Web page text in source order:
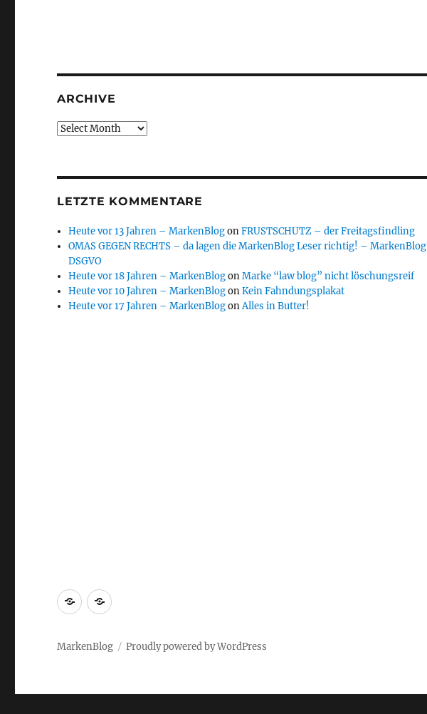
ARCHIVE
Archive
LETZTE KOMMENTARE
Heute vor 13 Jahren – MarkenBlogonFRUSTSCHUTZ – der Freitagsfindling
OMAS GEGEN RECHTS – da lagen die MarkenBlog Leser richtig! – MarkenBlog
DSGVO
Heute vor 18 Jahren – MarkenBlogonMarke “law blog” nicht löschungsreif
Heute vor 10 Jahren – MarkenBlogonKein Fahndungsplakat
Heute vor 17 Jahren – MarkenBlogonAlles in Butter!
Markenrecherche
Gastbeiträge
MarkenBlog Proudly powered by WordPress